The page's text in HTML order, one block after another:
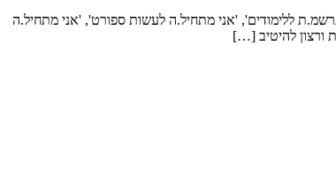
ללימודים', 'אני מתחיל.ה לעשות ספורט', 'אני מתחיל.ה
ורצון להיטיב […]